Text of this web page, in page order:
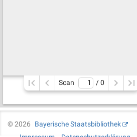
Scan / 0
©2026
Bayerische Staatsbibliothek